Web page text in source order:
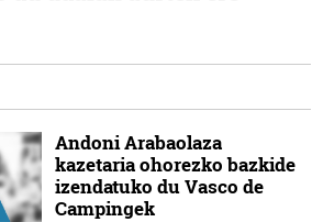
Andoni Arabaolaza
kazetaria ohorezko bazkide
izendatuko du Vasco de
Campingek